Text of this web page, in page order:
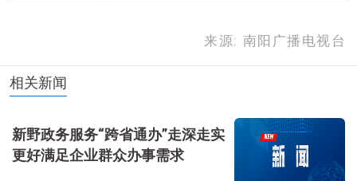
来源: 南阳广播电视台
相关新闻
新野政务服务“跨省通办”走深走实
更好满足企业群众办事需求